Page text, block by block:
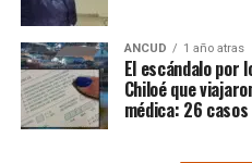
Por el momento, las
declaraciones públicas. La
recién comienza y, el
comentarios de todo tipo, en
del humorista de Punta
ANCUD 1 año atras
El escándalo por
Chiloé que
médica: 26